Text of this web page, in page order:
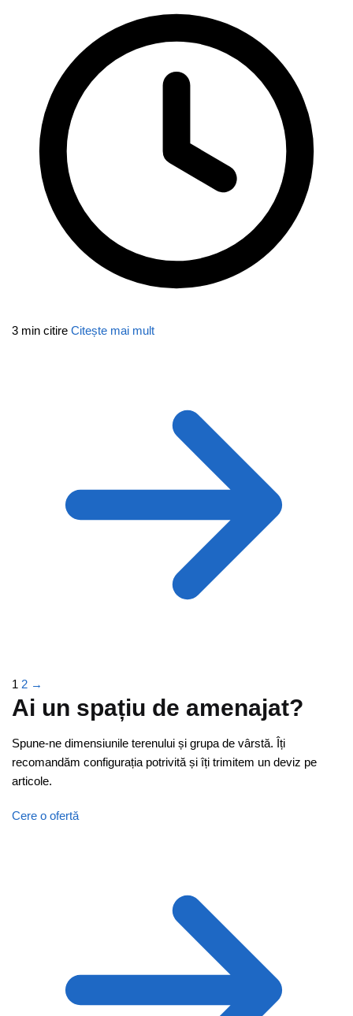
3 min citire Citește mai mult
1 2 →
Ai un spațiu de amenajat?
Spune-ne dimensiunile terenului și grupa de vârstă. Îți
recomandăm configurația potrivită și îți trimitem un deviz pe
articole.
Cere o ofertă